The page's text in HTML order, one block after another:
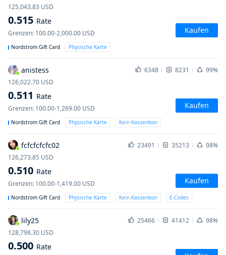
125,043.83 USD
0.515 Rate
Grenzen: 100.00-2,000.00 USD Kaufen
Nordstrom Gift Card Physische Karte
anistess 6348 8231
99%
126,022.70 USD
0.511 Rate
Grenzen: 100.00-1,269.00 USD Kaufen
Nordstrom Gift Card Physische Karte Kein Kassenbon
fcfcfcfcfc02 23491 35213
98%
126,273.85 USD
0.510 Rate
Grenzen: 100.00-1,419.00 USD Kaufen
Nordstrom Gift Card Physische Karte Kein Kassenbon E-Codes
lily25 25466 41412
98%
128,798.30 USD
0.500 Rate